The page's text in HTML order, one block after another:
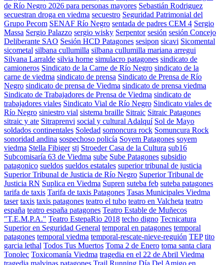
de Río Negro 2026 para personas mayores Sebastián Rodriguez
secuestran droga en viedma secuestro Seguridad Patrimonial del
Grupo Pecom SENAF Río Negro sentada de padres CEM 4 Sergio
Massa Sergio Palazzo sergio wisky Serpentor sesión sesión Concejo
Deliberante SAO Sesión HCD Patagones sesipon sicavi Sicomental
sicometal silbana cullumilla silbana cullumilla mariana arregui
Silvana Larralde silvia horne simulacro patagones sindicato de
camioneros Sindicato de la Carne de Río Negro sindicato de la
carne de viedma sindicato de prensa Sindicato de Prensa de Río
Negro sindicato de prensa de Viedma sindicato de prensa viedma
Sindicato de Trabajadores de Prensa de Viedma sindicato de
trabajadores viales Sindicato Vial de Río Negro Sindicato viales de
Río Negro siniestro vial sistema braille Sitraic Sitraic Patagones
sitraic y ate Sitraprenvi social y cultural Adalquí Sol de Mayo
soldados continentales Soledad somoncura rock Somuncura Rock
sonoridad andina sospechoso policía Soyem Patagones soyem
viedma Stella Fibiger stj Stroeder Casa de la Cultura sub16
Subcomisaría 63 de Viedma sube Sube Patagones subsidio
patagonico sueldos sueldos estatales superior tribunal de justicia
Superior Tribunal de Justicia de Río Negro Superior Tribunal de
Justicia RN Suplica en Viedma Supren suteba feb suteba patagones
tarifa de taxis Tarifa de taxis Patagones Tasas Municipales Viedma
taser taxis taxis patagones teatro el tubo teatro en Valcheta teatro
españa teatro españa patagones Teatro Estable de Muñecos
"T.E.M.P.A." Teatro EstepaRio 2018 techo digno Tecnicatura
Superior en Seguridad General temporal en patagones temporal
patagones temporal viedma temporal-rescate-nieve-reguión TEP tito
garcia lethal Todos Tus Muertos Toma 2 de Enero toma santa clara
Tonolec Toxicomanía Viedma tragedia en el 22 de Abril Viedma
tragedia malvinas patagones Trail Running Día Del Amigo en